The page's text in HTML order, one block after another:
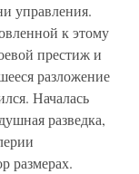
управления.
к этому
престиж и
разложение
Началась
разведка,
размерах.